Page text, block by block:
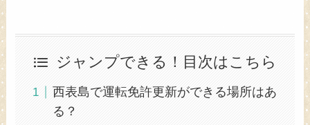
ジャンプできる！目次はこちら
西表島で運転免許更新ができる場所はあ
る？